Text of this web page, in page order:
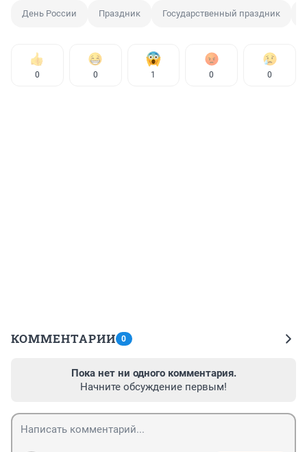
День России Праздник Государственный праздник
0 0 1 0 0
КОММЕНТАРИИ 0
Пока нет ни одного комментария.
Начните обсуждение первым!